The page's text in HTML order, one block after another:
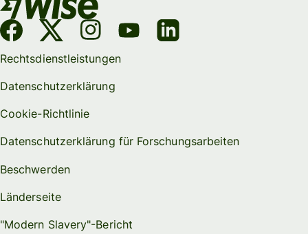
Rechtsdienstleistungen
Datenschutzerklärung
Cookie-Richtlinie
Datenschutzerklärung für Forschungsarbeiten
Beschwerden
Länderseite
"Modern Slavery"-Bericht